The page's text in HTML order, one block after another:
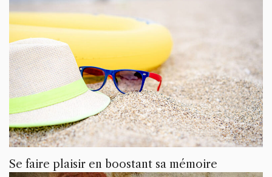
Se faire plaisir en boostant sa mémoire